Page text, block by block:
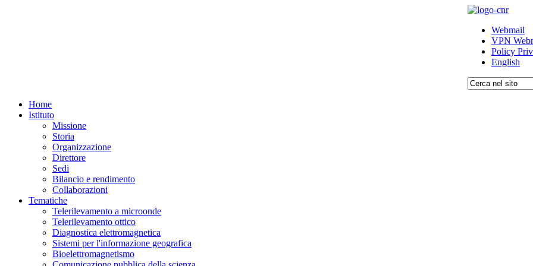
Webmail
VPN
Policy
English
Home
Istituto
Missione
Storia
Organizzazione
Direttore
Sedi
Bilancio e rendimento
Collaborazioni
Tematiche
Telerilevamento a microonde
Telerilevamento ottico
Diagnostica elettromagnetica
Sistemi per l'informazione geografica
Bioelettromagnetismo